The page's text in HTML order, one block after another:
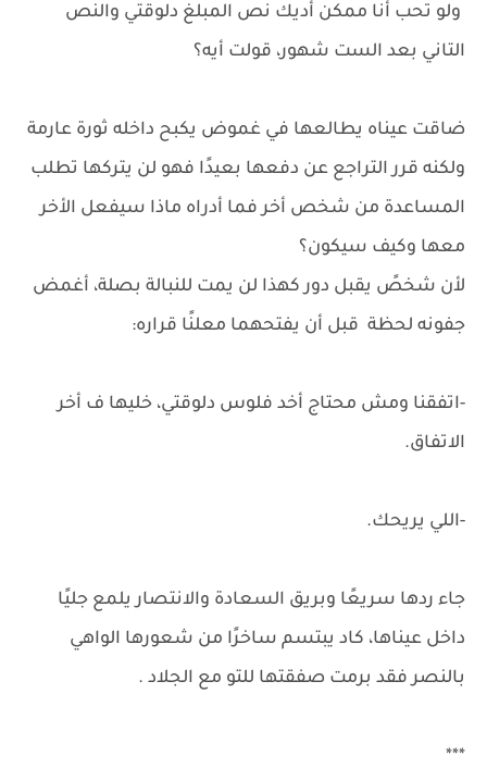
ولو تحب أنا ممكن أديك نص المبلغ دلوقتي والنص
التاني بعد الست شهور، قولت أيه؟
ضاقت عيناه يطالعها في غموض يكبح داخله ثورة عارمة
ولكنه قرر التراجع عن دفعها بعيدًا فهو لن يتركها تطلب
المساعدة من شخص أخر فما أدراه ماذا سيفعل الأخر
معها وكيف سيكون؟
لأن شخصً يقبل دور كهذا لن يمت للنبالة بصلة، أغمض
جفونه لحظة قبل أن يفتحهما معلنًا قراره:
-اتفقنا ومش محتاج أخد فلوس دلوقتي، خليها ف أخر
الاتفاق.
-اللي يريحك.
جاء ردها سريعًا وبريق السعادة والانتصار يلمع جليًا
داخل عيناها، كاد يبتسم ساخرًا من شعورها الواهي
بالنصر فقد برمت صفقتها للتو مع الجلاد .
***